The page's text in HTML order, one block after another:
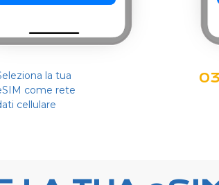
la tua
come rete
cellulare
03